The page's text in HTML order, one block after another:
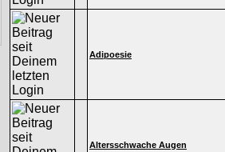
Adipoesie
Altersschwache Augen